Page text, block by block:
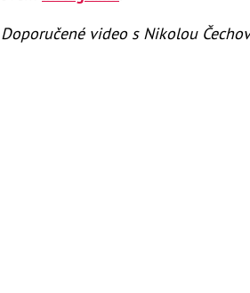
Doporučené video s Nikolou